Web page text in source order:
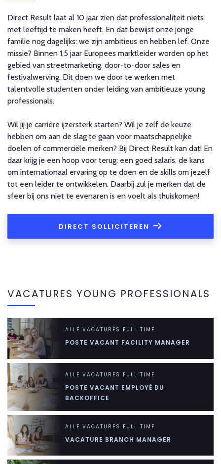
Direct Result laat al 10 jaar zien dat professionaliteit niets
met leeftijd te maken heeft. En dat bewijst onze jonge
familie nog dagelijks: we zijn ambitieus en hebben lef. Onze
missie? Binnen 1,5 jaar Europees marktleider worden op het
gebied van streetmarketing, door-to-door sales en
festivalwerving. Dit doen we door te werken met
talentvolle studenten onder leiding van ambitieuze young
professionals.
Wil jij je carrière ijzersterk starten? Wil je zelf de keuze
hebben om aan de slag te gaan voor maatschappelijke
doelen of commerciële merken? Bij Direct Result kan dat! En
daar krijg je een hoop voor terug: een goed salaris, de kans
om internationaal ervaring op te doen en de skills om jezelf
tot een leider te ontwikkelen. Daarbij zul je merken dat de
sfeer bij ons niet te evenaren is en voelt als thuiskomen!
DIRECT SOLLICITEREN
VACATURES YOUNG PROFESSIONALS
ALLE VACATURES FULL TIME
POSTE VACANT FACILITY MANAGER
ALLE VACATURES FULL TIME
POSTE VACANT EMPLOYÉ DU
BACKOFFICE
ALLE VACATURES FULL TIME
VACATURE BRANCH MANAGER